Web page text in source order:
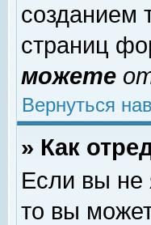
созданием
страниц
можете
Вернуться
» Как
Если вы не
то вы